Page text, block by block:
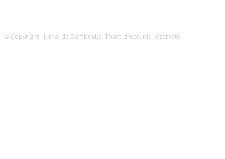
© Copyright - Jurnal de Dâmboviţa. Toate drepturile rezervate